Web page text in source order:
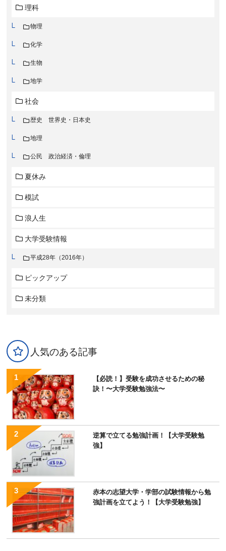
理科
物理
化学
生物
地学
社会
歴史 世界史・日本史
地理
公民 政治経済・倫理
夏休み
模試
浪人生
大学受験情報
平成28年（2016年）
ピックアップ
未分類
人気のある記事
【必読！】受験を成功させるための秘
訣！〜大学受験勉強法〜
逆算で立てる勉強計画！【大学受験勉
強】
赤本の志望大学・学部の試験情報から勉
強計画を立てよう！【大学受験勉強】